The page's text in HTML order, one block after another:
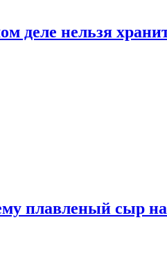
деле нельзя
плавленый сыр